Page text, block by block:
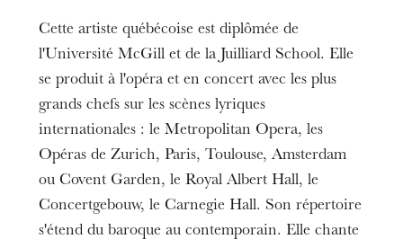
Cette artiste québécoise est diplômée de
l'Université McGill et de la Juilliard School. Elle
se produit à l'opéra et en concert avec les plus
grands chefs sur les scènes lyriques
internationales : le Metropolitan Opera, les
Opéras de Zurich, Paris, Toulouse, Amsterdam
ou Covent Garden, le Royal Albert Hall, le
Concertgebouw, le Carnegie Hall. Son répertoire
s'étend du baroque au contemporain. Elle chante